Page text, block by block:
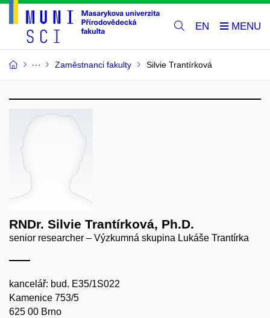
EN
Zaměstnanci fakulty Silvie Trantírková
RNDr. Silvie Trantírková, Ph.D.
senior researcher – Výzkumná skupina Lukáše Trantírka
kancelář: bud. E35/1S022
Kamenice 753/5
625 00 Brno